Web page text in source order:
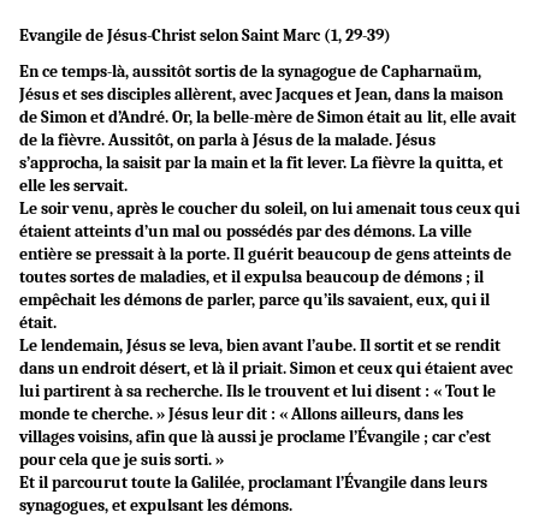
Evangile de Jésus-Christ selon Saint Marc (1, 29-39)
En ce temps-là, aussitôt sortis de la synagogue de Capharnaüm,
Jésus et ses disciples allèrent, avec Jacques et Jean, dans la maison
de Simon et d’André. Or, la belle-mère de Simon était au lit, elle avait
de la fièvre. Aussitôt, on parla à Jésus de la malade. Jésus
s’approcha, la saisit par la main et la fit lever. La fièvre la quitta, et
elle les servait.
Le soir venu, après le coucher du soleil, on lui amenait tous ceux qui
étaient atteints d’un mal ou possédés par des démons. La ville
entière se pressait à la porte. Il guérit beaucoup de gens atteints de
toutes sortes de maladies, et il expulsa beaucoup de démons ; il
empêchait les démons de parler, parce qu’ils savaient, eux, qui il
était.
Le lendemain, Jésus se leva, bien avant l’aube. Il sortit et se rendit
dans un endroit désert, et là il priait. Simon et ceux qui étaient avec
lui partirent à sa recherche. Ils le trouvent et lui disent : « Tout le
monde te cherche. » Jésus leur dit : « Allons ailleurs, dans les
villages voisins, afin que là aussi je proclame l’Évangile ; car c’est
pour cela que je suis sorti. »
Et il parcourut toute la Galilée, proclamant l’Évangile dans leurs
synagogues, et expulsant les démons.